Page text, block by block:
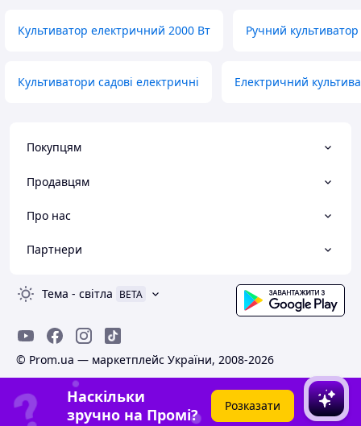
Культиватор електричний 2000 Вт Ручний
Культиватори садові електричні Електричний
Покупцям
Продавцям
Про нас
Партнери
Тема - світла BETA
© Prom.ua — маркетплейс України, 2008-2026
Наскільки
зручно на Промі?
Розказати